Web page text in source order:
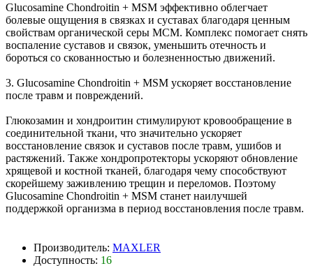
Glucosamine Chondroitin + MSM эффективно облегчает
болевые ощущения в связках и суставах благодаря ценным
свойствам органической серы МСМ. Комплекс помогает снять
воспаление суставов и связок, уменьшить отечность и
бороться со скованностью и болезненностью движений.
3. Glucosamine Chondroitin + MSM ускоряет восстановление
после травм и повреждений.
Глюкозамин и хондроитин стимулируют кровообращение в
соединительной ткани, что значительно ускоряет
восстановление связок и суставов после травм, ушибов и
растяжений. Также хондропротекторы ускоряют обновление
хрящевой и костной тканей, благодаря чему способствуют
скорейшему заживлению трещин и переломов. Поэтому
Glucosamine Chondroitin + MSM станет наилучшей
поддержкой организма в период восстановления после травм.
Производитель: MAXLER
Доступность: 16